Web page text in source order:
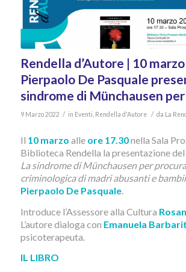
Rendella d’Autore | 10
Pierpaolo De Pasquale
sindrome di Münchausen
9 Marzo 2022 / in Eventi Rendella d'Autore / da La
Il 10 marzo alle ore 17.30nella Sala
Biblioteca Rendella la presentazione
La sindrome di Münchausen per
criminologica di madri abusanti e
Pierpaolo De Pasquale.
Introduce l’Assessore alla Cultura
L’autore dialoga con Emanuela
psicoterapeuta.
IL LIBRO